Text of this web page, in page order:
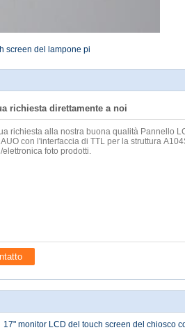
screen del lampone pi
richiesta direttamente a noi
17" monitor LCD del touch screen del chiosco